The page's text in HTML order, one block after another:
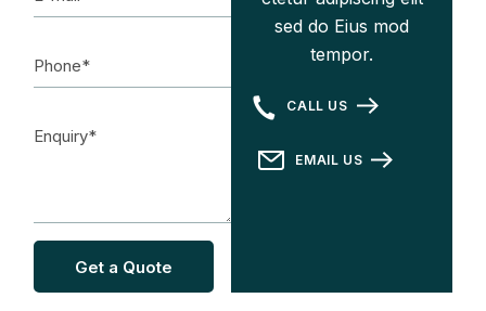
Get a Quote
sed do Eius mod
tempor.
CALL US
EMAIL US